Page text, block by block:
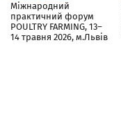
Міжнародний
практичний форум
POULTRY FARMING, 13–
14 травня 2026, м.Львів